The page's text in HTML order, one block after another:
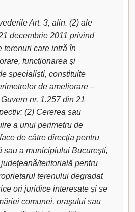
Art. 3, alin. (2) ale
decembrie 2011 privind
terenuri care intră în
funcţionarea şi
specialişti, constituite
de ameliorare –
nr. 1.257 din 21
(2) Cererea sau
a unui perimetru de
de către direcţia pentru
sau a municipiului Bucureşti,
teritorială pentru
terenului degradat
ori juridice interesate şi se
comunei, oraşului sau